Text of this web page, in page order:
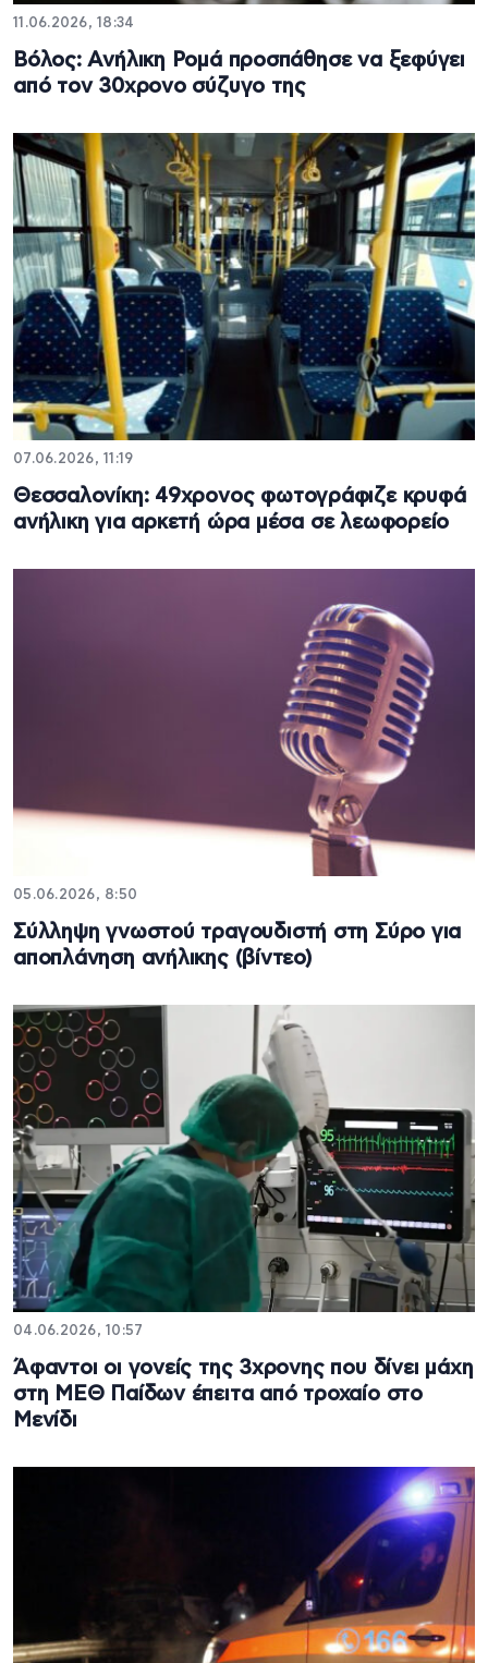
11.06.2026, 18:34
Βόλος: Ανήλικη Ρομά προσπάθησε να ξεφύγει
από τον 30χρονο σύζυγο της
07.06.2026, 11:19
Θεσσαλονίκη: 49χρονος φωτογράφιζε κρυφά
ανήλικη για αρκετή ώρα μέσα σε λεωφορείο
05.06.2026, 8:50
Σύλληψη γνωστού τραγουδιστή στη Σύρο για
αποπλάνηση ανήλικης (βίντεο)
04.06.2026, 10:57
Άφαντοι οι γονείς της 3χρονης που δίνει μάχη
στη ΜΕΘ Παίδων έπειτα από τροχαίο στο
Μενίδι